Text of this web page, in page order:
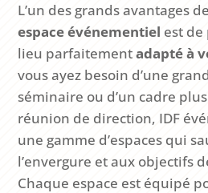
L’un des grands avantages
espace événementiel est
lieu parfaitementadapté à
vous ayez besoin d’une
séminaire ou d’un cadre
réunion de direction, IDF
une gamme d’espaces qui
l’envergure et aux objectifs
Chaque espace est équipé